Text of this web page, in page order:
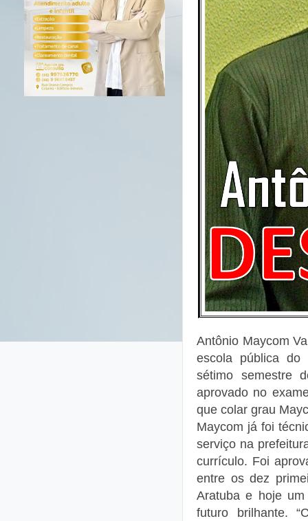
Antônio Maycom
escola pública do
sétimo semestre
aprovado no
que colar grau
Maycom já foi
serviço na
currículo. Foi
entre os dez
Aratuba e hoje
futuro brilhante.